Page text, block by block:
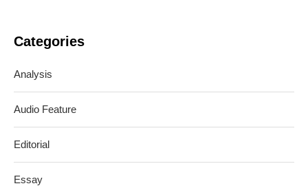
Categories
Analysis
Audio Feature
Editorial
Essay